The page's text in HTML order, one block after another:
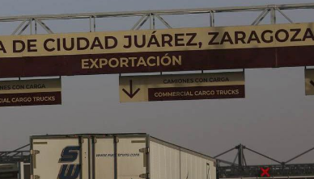
sarampión en México y otros tres países de Ámerica
a exfuncionarios y la fuga de Tomás Zerón
por homicidios en Playa del Carmen
desalojo de vecinos en Mirador de San Isidro
epidemiológico masivo
por huachicol